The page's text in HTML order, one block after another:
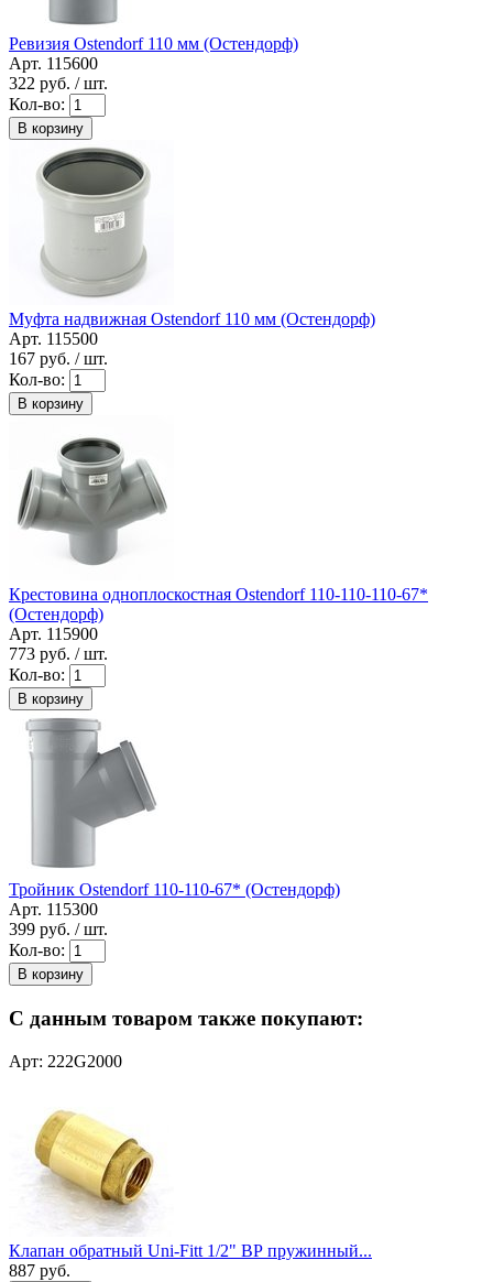
Ревизия Ostendorf 110 мм (Остендорф)
Арт. 115600
322 руб. / шт.
Кол-во:
В корзину
Муфта надвижная Ostendorf 110 мм (Остендорф)
Арт. 115500
167 руб. / шт.
Кол-во:
В корзину
Крестовина одноплоскостная Ostendorf 110-110-110-67*
(Остендорф)
Арт. 115900
773 руб. / шт.
Кол-во:
В корзину
Тройник Ostendorf 110-110-67* (Остендорф)
Арт. 115300
399 руб. / шт.
Кол-во:
В корзину
С данным товаром также покупают:
Арт: 222G2000
Клапан обратный Uni-Fitt 1/2" ВР пружинный...
887 руб.